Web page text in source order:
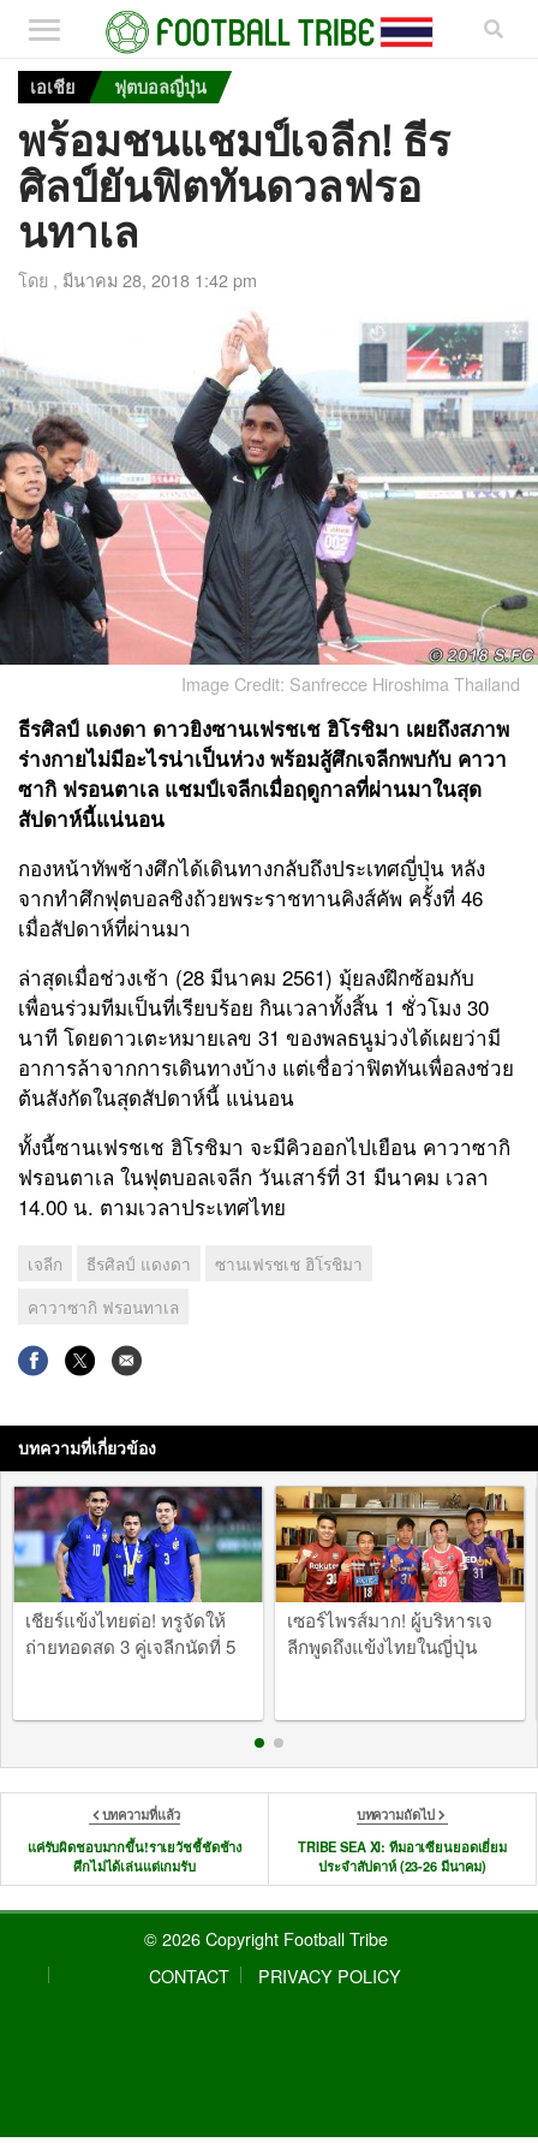
เอเชีย ฟุตบอลญี่ปุ่น
พร้อมชนแชมป์เจลีก! ธีร
ศิลป์ยันฟิตทันดวลฟรอ
นทาเล
โดย , มีนาคม 28, 2018 1:42 pm
Image Credit: Sanfrecce Hiroshima Thailand
ธีรศิลป์ แดงดา ดาวยิงซานเฟรชเช ฮิโรชิมา เผยถึงสภาพ
ร่างกายไม่มีอะไรน่าเป็นห่วง พร้อมสู้ศึกเจลีกพบกับ คาวา
ซากิ ฟรอนตาเล แชมป์เจลีกเมื่อฤดูกาลที่ผ่านมาในสุด
สัปดาห์นี้แน่นอน
กองหน้าทัพช้างศึกได้เดินทางกลับถึงประเทศญี่ปุ่น หลัง
จากทำศึกฟุตบอลชิงถ้วยพระราชทานคิงส์คัพ ครั้งที่ 46
เมื่อสัปดาห์ที่ผ่านมา
ล่าสุดเมื่อช่วงเช้า (28 มีนาคม 2561) มุ้ยลงฝึกซ้อมกับ
เพื่อนร่วมทีมเป็นที่เรียบร้อย กินเวลาทั้งสิ้น 1 ชั่วโมง 30
นาที โดยดาวเตะหมายเลข 31 ของพลธนูม่วงได้เผยว่ามี
อาการล้าจากการเดินทางบ้าง แต่เชื่อว่าฟิตทันเพื่อลงช่วย
ต้นสังกัดในสุดสัปดาห์นี้ แน่นอน
ทั้งนี้ซานเฟรชเช ฮิโรชิมา จะมีคิวออกไปเยือน คาวาซากิ
ฟรอนตาเล ในฟุตบอลเจลีก วันเสาร์ที่ 31 มีนาคม เวลา
14.00 น. ตามเวลาประเทศไทย
เจลีก ธีรศิลป์ แดงดา
ซานเฟรชเช ฮิโรชิมา
คาวาซากิ ฟรอนทาเล
บทความที่เกี่ยวข้อง
เชียร์แข้งไทยต่อ! ทรูจัดให้
ถ่ายทอดสด 3 คู่เจลีกนัดที่ 5
เซอร์ไพรส์มาก! ผู้บริหารเจ
ลีกพูดถึงแข้งไทยในญี่ปุ่น
บทความที่แล้ว
แค่รับผิดชอบมากขึ้น!ราเยวัชชี้ชัดช้าง
ศึกไม่ได้เล่นแต่เกมรับ
บทความถัดไป
TRIBE SEA XI: ทีมอาเซียนยอดเยี่ยม
ประจำสัปดาห์ (23-26 มีนาคม)
© 2026 Copyright Football Tribe
CONTACT
PRIVACY POLICY